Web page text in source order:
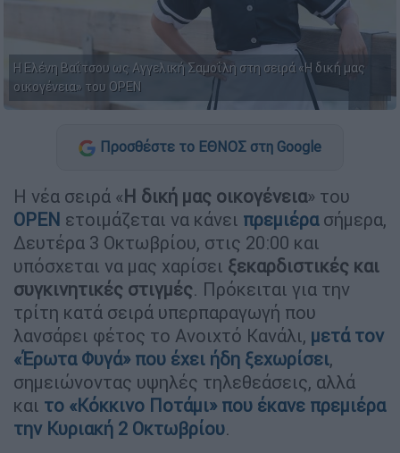
H Ελένη Βαΐτσου ως Αγγελική Σαμοΐλη στη σειρά «Η δική μας
οικογένεια» του OPEN
Προσθέστε το ΕΘΝΟΣ στη Google
Η νέα σειρά «Η δική μας οικογένεια» του
OPEN ετοιμάζεται να κάνει πρεμιέρασήμερα,
Δευτέρα 3 Οκτωβρίου, στις 20:00 και
υπόσχεται να μας χαρίσει ξεκαρδιστικές και
συγκινητικές στιγμές. Πρόκειται για την
τρίτη κατά σειρά υπερπαραγωγή που
λανσάρει φέτος το Ανοιχτό Κανάλι, μετά τον
«Έρωτα Φυγά» που έχει ήδη ξεχωρίσει,
σημειώνοντας υψηλές τηλεθεάσεις, αλλά
και το «Κόκκινο Ποτάμι» που έκανε πρεμιέρα
την Κυριακή 2 Οκτωβρίου.